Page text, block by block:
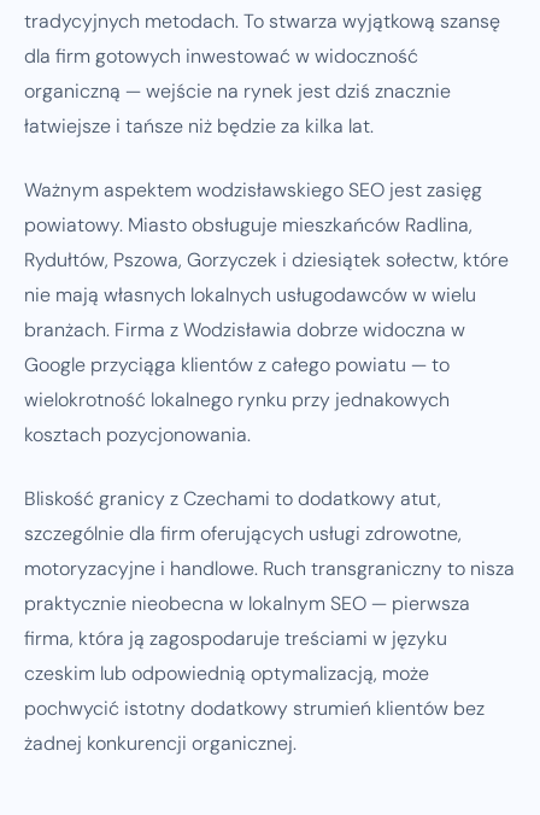
tradycyjnych metodach. To stwarza wyjątkową szansę
dla firm gotowych inwestować w widoczność
organiczną — wejście na rynek jest dziś znacznie
łatwiejsze i tańsze niż będzie za kilka lat.
Ważnym aspektem wodzisławskiego SEO jest zasięg
powiatowy. Miasto obsługuje mieszkańców Radlina,
Rydułtów, Pszowa, Gorzyczek i dziesiątek sołectw, które
nie mają własnych lokalnych usługodawców w wielu
branżach. Firma z Wodzisławia dobrze widoczna w
Google przyciąga klientów z całego powiatu — to
wielokrotność lokalnego rynku przy jednakowych
kosztach pozycjonowania.
Bliskość granicy z Czechami to dodatkowy atut,
szczególnie dla firm oferujących usługi zdrowotne,
motoryzacyjne i handlowe. Ruch transgraniczny to nisza
praktycznie nieobecna w lokalnym SEO — pierwsza
firma, która ją zagospodaruje treściami w języku
czeskim lub odpowiednią optymalizacją, może
pochwycić istotny dodatkowy strumień klientów bez
żadnej konkurencji organicznej.